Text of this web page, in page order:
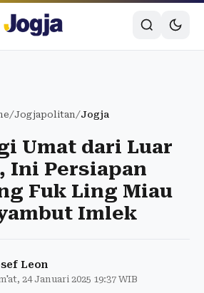
/Jogjapolitan/Jogja
Umat dari Luar
Ini Persiapan
Fuk Ling Miau
Imlek
Leon
24 Januari 2025 19:37 WIB